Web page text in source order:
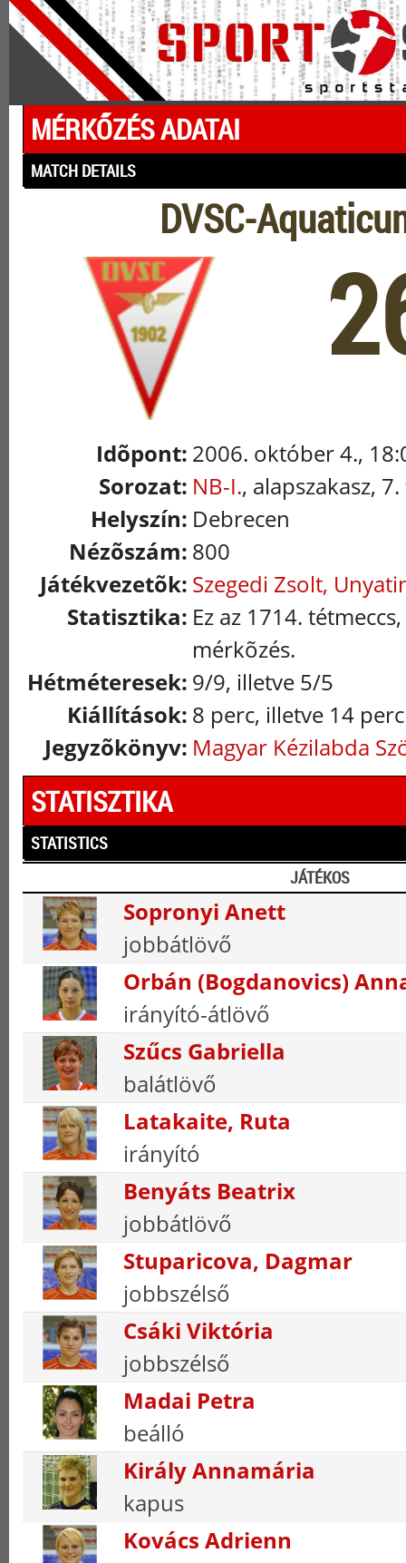
MÉRKŐZÉS ADATAI
MATCH DETAILS
DVSC-
Idõpont: 2006. október 4.,
Sorozat: NB-I., alapszakasz,
Helyszín: Debrecen
Nézõszám: 800
Játékvezetõk: Szegedi Zsolt,
Statisztika: Ez az 1714.
mérkõzés.
Hétméteresek: 9/9, illetve 5/5
Kiállítások: 8 perc, illetve 14 perc
Jegyzõkönyv: Magyar Kézilabda
STATISZTIKA
STATISTICS
JÁTÉKOS
Sopronyi Anett
jobbátlövő
Orbán (Bogdanovics)
irányító-átlövő
Szűcs Gabriella
balátlövő
Latakaite, Ruta
irányító
Benyáts Beatrix
jobbátlövő
Stuparicova, Dagmar
jobbszélső
Csáki Viktória
jobbszélső
Madai Petra
beálló
Király Annamária
kapus
Kovács Adrienn